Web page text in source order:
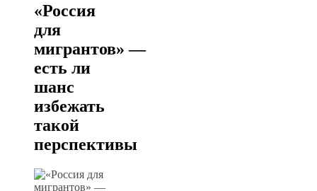
«Россия
для
мигрантов» —
есть ли
шанс
избежать
такой
перспективы